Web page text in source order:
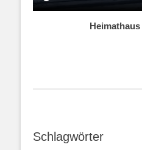
Schlagwörter